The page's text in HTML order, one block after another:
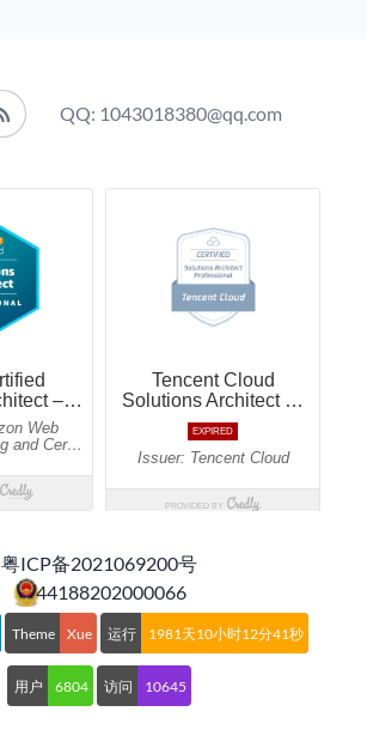
QQ: 1043018380@qq.com
粤ICP备2021069200号
44188202000066
Theme Xue 运行 1981天10小时12分42秒
用户 6804 访问 10645